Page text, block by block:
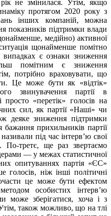
не змінилася. Утім, якщо
протягом 2020 року з
інших компаній, можна
показників підтримки влади
медійно) активної
щонайменше помітно
є ознаки зниження
помітним є зниження
потрібно враховувати, що
Це може бути як «відтік»
звинувачення партії в
просто «перетік» голосів на
сил, як партії «Наші» чи
деяке зниження підтримки
прихильників партії
під час інтерв’ю свої
По-третє, ще раз звертаємо
— у межах статистичної
опитуваннях партія «ЄС»
голосів, ніж інші політичні
це може бути ефектом
особистих інтерв’ю
може зберігатися, хоча і з
також можливо, що на тлі